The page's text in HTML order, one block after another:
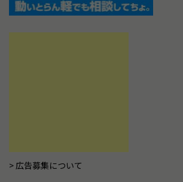
広告募集について